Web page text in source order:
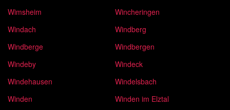
Wimsheim
Wincheringen
Windach
Windberg
Windberge
Windbergen
Windeby
Windeck
Windehausen
Windelsbach
Winden
Winden im Elztal